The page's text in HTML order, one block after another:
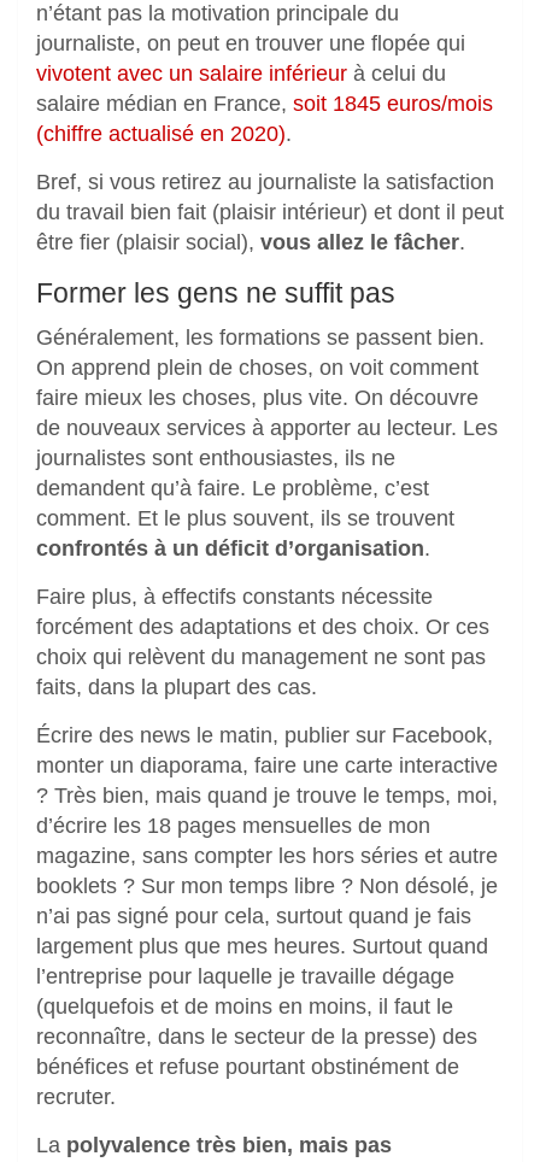
n’étant pas la motivation principale du
journaliste, on peut en trouver une flopée qui
vivotent avec un salaire inférieur à celui du
salaire médian en France, soit 1845 euros/mois
(chiffre actualisé en 2020).
Bref, si vous retirez au journaliste la satisfaction
du travail bien fait (plaisir intérieur) et dont il peut
être fier (plaisir social), vous allez le fâcher.
Former les gens ne suffit pas
Généralement, les formations se passent bien.
On apprend plein de choses, on voit comment
faire mieux les choses, plus vite. On découvre
de nouveaux services à apporter au lecteur. Les
journalistes sont enthousiastes, ils ne
demandent qu’à faire. Le problème, c’est
comment. Et le plus souvent, ils se trouvent
confrontés à un déficit d’organisation.
Faire plus, à effectifs constants nécessite
forcément des adaptations et des choix. Or ces
choix qui relèvent du management ne sont pas
faits, dans la plupart des cas.
Écrire des news le matin, publier sur Facebook,
monter un diaporama, faire une carte interactive
? Très bien, mais quand je trouve le temps, moi,
d’écrire les 18 pages mensuelles de mon
magazine, sans compter les hors séries et autre
booklets ? Sur mon temps libre ? Non désolé, je
n’ai pas signé pour cela, surtout quand je fais
largement plus que mes heures. Surtout quand
l’entreprise pour laquelle je travaille dégage
(quelquefois et de moins en moins, il faut le
reconnaître, dans le secteur de la presse) des
bénéfices et refuse pourtant obstinément de
recruter.
La polyvalence très bien, mais pas